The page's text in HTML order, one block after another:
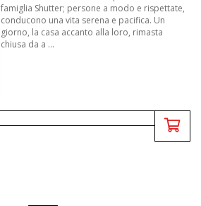
famiglia Shutter; persone a modo e rispettate,
conducono una vita serena e pacifica. Un
giorno, la casa accanto alla loro, rimasta
chiusa da a ...